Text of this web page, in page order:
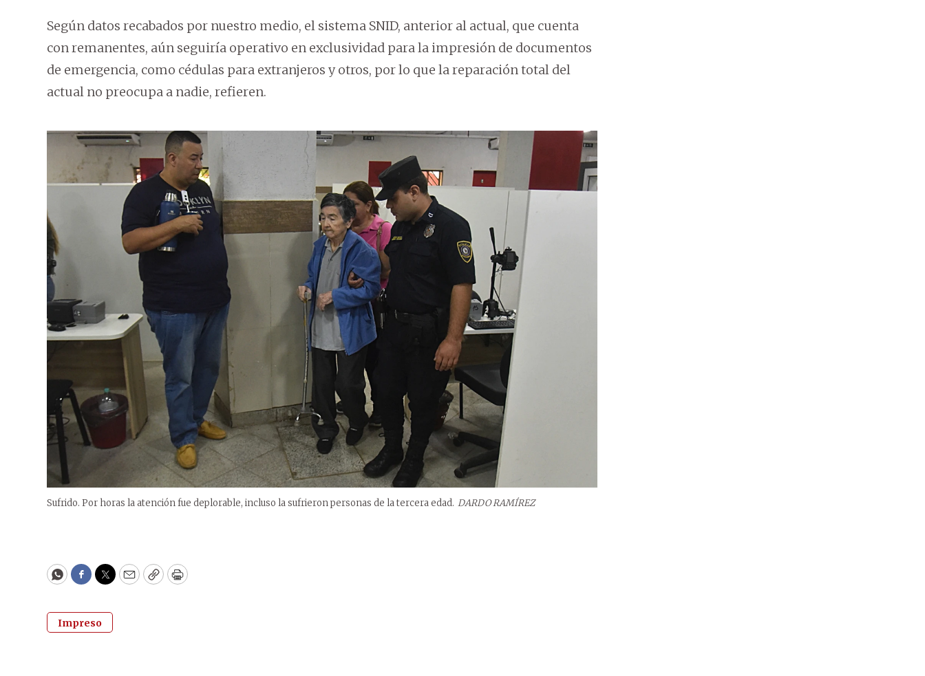
Según datos recabados por nuestro medio, el sistema SNID, anterior al actual, que cuenta
con remanentes, aún seguiría operativo en exclusividad para la impresión de documentos
de emergencia, como cédulas para extranjeros y otros, por lo que la reparación total del
actual no preocupa a nadie, refieren.
Sufrido. Por horas la atención fue deplorable, incluso la sufrieron personas de la tercera edad. DARDO RAMÍREZ
WhatsApp
Facebook
Twitter
EmailCopyPrint
Impreso